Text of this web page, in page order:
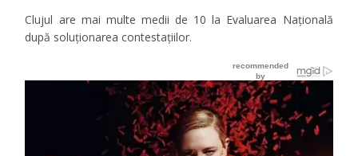
Clujul are mai multe medii de 10 la Evaluarea Națională
după soluționarea contestațiilor.